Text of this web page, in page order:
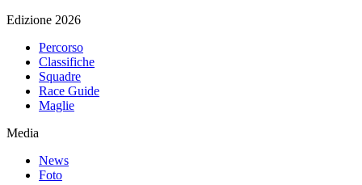
Edizione 2026
Percorso
Classifiche
Squadre
Race Guide
Maglie
Media
News
Foto